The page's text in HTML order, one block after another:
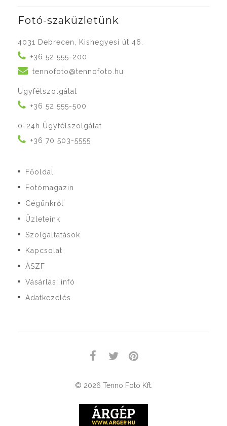
Fotó-szaküzletünk
4031 Debrecen, Kishegyesi út 46.
+36 52 555-200
tennofoto@tennofoto.hu
Ügyfélszolgálat
+36 52 555-500
0-24h Ügyfélszolgálat
+36 70 503-5555
■ Főoldal
■ Fotómagazin
■ Cégünkről
■ Üzleteink
■ Szolgáltatások
■ Kapcsolat
■ ÁSZF
■ Vásárlási infó
■ Adatkezelés
© 2026 Tenno Foto Kft.